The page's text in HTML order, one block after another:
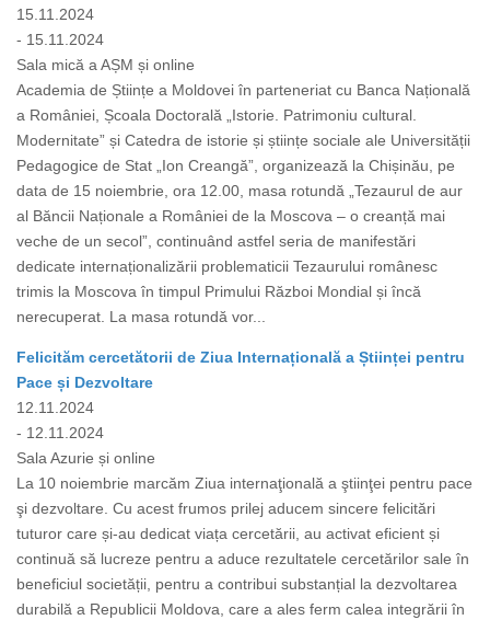
15.11.2024
- 15.11.2024
Sala mică a AȘM și online
Academia de Științe a Moldovei în parteneriat cu Banca Națională
a României, Școala Doctorală „Istorie. Patrimoniu cultural.
Modernitate” și Catedra de istorie și științe sociale ale Universității
Pedagogice de Stat „Ion Creangă”, organizează la Chișinău, pe
data de 15 noiembrie, ora 12.00, masa rotundă „Tezaurul de aur
al Băncii Naționale a României de la Moscova – o creanță mai
veche de un secol”, continuând astfel seria de manifestări
dedicate internaționalizării problematicii Tezaurului românesc
trimis la Moscova în timpul Primului Război Mondial și încă
nerecuperat. La masa rotundă vor...
Felicităm cercetătorii de Ziua Internațională a Științei pentru
Pace și Dezvoltare
12.11.2024
- 12.11.2024
Sala Azurie și online
La 10 noiembrie marcăm Ziua internaţională a ştiinţei pentru pace
şi dezvoltare. Cu acest frumos prilej aducem sincere felicitări
tuturor care și-au dedicat viața cercetării, au activat eficient și
continuă să lucreze pentru a aduce rezultatele cercetărilor sale în
beneficiul societății, pentru a contribui substanțial la dezvoltarea
durabilă a Republicii Moldova, care a ales ferm calea integrării în